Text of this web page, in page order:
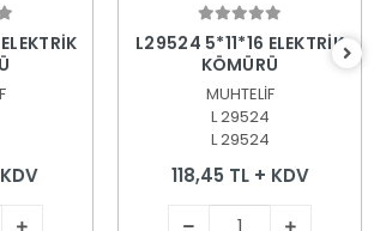
L29524 5*11*16 ELEKTRİK
KÖMÜRÜ
MUHTELİF
L 29524
L 29524
118,45 TL + KDV